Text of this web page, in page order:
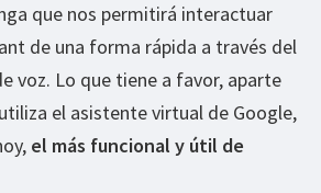
que nos permitirá interactuar
de una forma rápida a través del
voz. Lo que tiene a favor, aparte
el asistente virtual de Google,
el más funcional y útil de